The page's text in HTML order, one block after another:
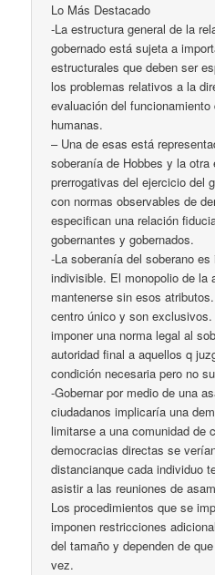
Lo Más Destacado
-La estructura general de la
gobernado está sujeta a
estructurales que deben ser
los problemas relativos a la
evaluación del
humanas.
– Una de esas está
soberanía de Hobbes y la otra
prerrogativas del ejercicio del
con normas observables de
especifican una relación
gobernantes y gobernados.
-La soberanía del soberano
indivisible. El monopolio de la
mantenerse sin esos
centro único y son
imponer una norma legal al
autoridad final a aquellos q
condición necesaria pero no
-Gobernar por medio de una
ciudadanos implicaría una
limitarse a una comunidad de
democracias directas se
distancianque cada individuo
asistir a las reuniones de
Los procedimientos que se
imponen restricciones
del tamaño y dependen de
vez.